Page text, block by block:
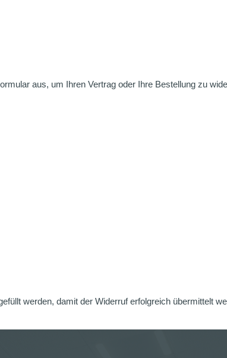
aus, um Ihren Vertrag oder Ihre Bestellung zu
werden, damit der Widerruf erfolgreich übermittelt